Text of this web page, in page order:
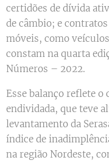
certidões de dívida
de câmbio; e
móveis, como
constam na quarta
Números – 2022.
Esse balanço reflete o
endividada, que teve
levantamento da
índice de
na região Nordeste,